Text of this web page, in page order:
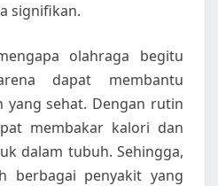
signifikan.
olahraga begitu
dapat membantu
yang sehat. Dengan rutin
membakar kalori dan
dalam tubuh. Sehingga,
berbagai penyakit yang